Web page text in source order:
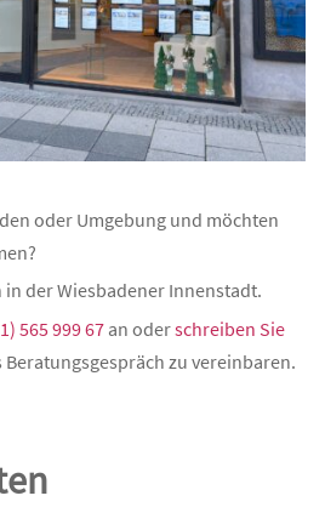
oder Umgebung und möchten
der Wiesbadener Innenstadt.
565 999 67 an oderschreiben Sie
zu vereinbaren.